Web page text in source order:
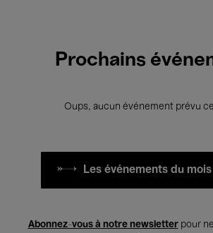
Prochains
Oups, aucun événement prévu
Les événements du
Abonnez-vous à notre newsletterpour